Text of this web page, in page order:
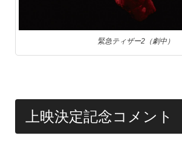
緊急ティザー2（劇中）
上映決定記念コメント